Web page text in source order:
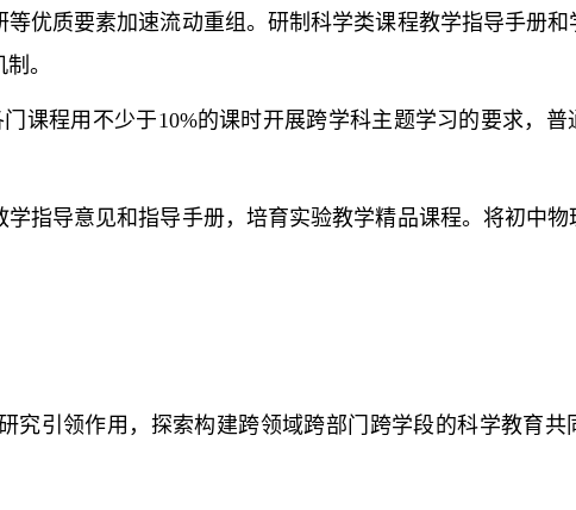
质要素加速流动重组。研制科学类课程教学指导手册和
。
程用不少于10%的课时开展跨学科主题学习的要求，普
导意见和指导手册，培育实验教学精品课程。将初中物
引领作用，探索构建跨领域跨部门跨学段的科学教育共